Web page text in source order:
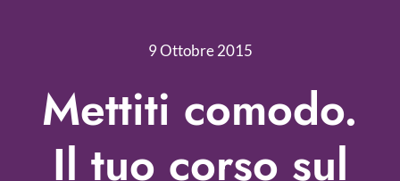
Nonprofit Blog
Libri
Fundraising Academy
9 Ottobre 2015
Mettiti comodo.
Il tuo corso sul